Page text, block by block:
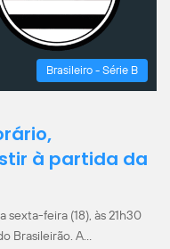
Brasileiro - Série B
à partida da
feira (18), às 21h30
Brasileirão. A…